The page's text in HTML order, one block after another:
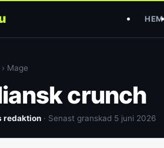
HEM
› Mage
crunch
redaktion · Senast granskad 5 juni 2026